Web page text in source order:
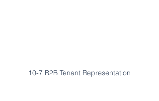
10-7 B2B Tenant Representation